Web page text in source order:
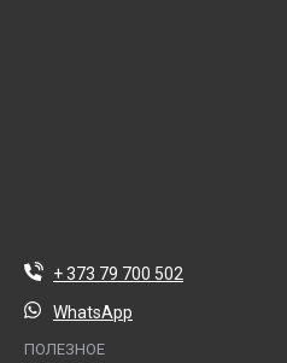
+ 373 79 700 502
WhatsApp
ПОЛЕЗНОЕ